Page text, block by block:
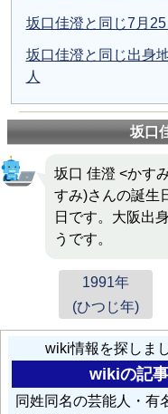
坂口佳澄と同じ7月
坂口佳澄と同じ出身
人
坂口
坂口 佳澄 <かす
すみ)さんの誕生
日です。大阪出
うです。
1991年
(ひつじ年)
wiki情報を探しま
wikiの記
同姓同名の芸能人・有